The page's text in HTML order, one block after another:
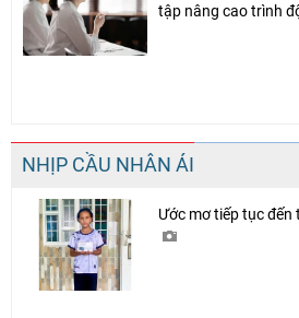
tập nâng cao trình
NHỊP CẦU NHÂN ÁI
Ước mơ tiếp tục